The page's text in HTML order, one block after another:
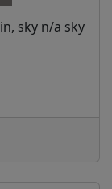
sky n/a sky